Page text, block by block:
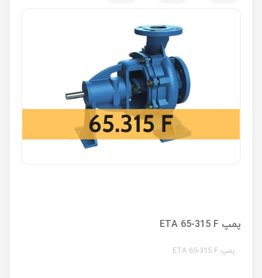
پمپ ETA 65-315 F
پمپ ETA 65-315 F